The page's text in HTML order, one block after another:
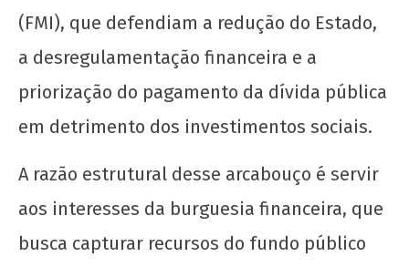
(FMI), que defendiam a redução do Estado,
a desregulamentação financeira e a
priorização do pagamento da dívida pública
em detrimento dos investimentos sociais.
A razão estrutural desse arcabouço é servir
aos interesses da burguesia financeira, que
busca capturar recursos do fundo público